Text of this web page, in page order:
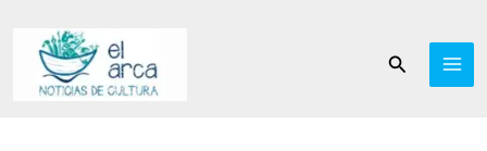
contenido
Buscar